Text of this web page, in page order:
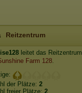
Reitzentrum
leitet das Reitzentrum
Farm 128.
der Plätze: 2
freier Plätze: 2